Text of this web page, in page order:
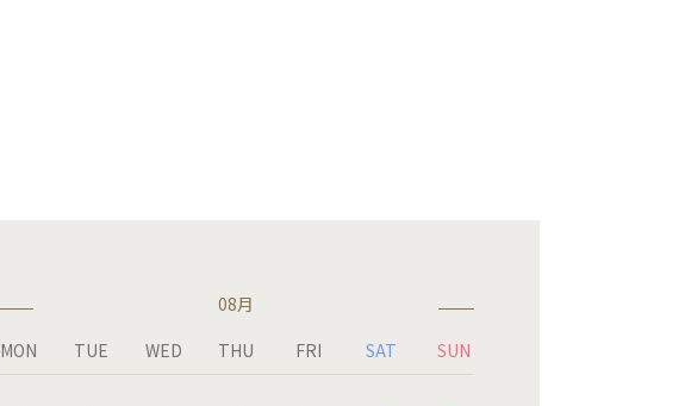
08月
MON
TUE WED THU FRI SAT SUN